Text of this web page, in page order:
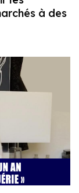
à des